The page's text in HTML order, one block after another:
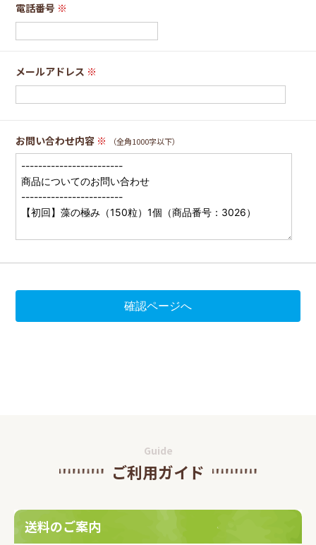
電話番号 ※
メールアドレス ※
お問い合わせ内容 ※ （全角1000字以下）
Guide
ご利用ガイド
送料のご案内